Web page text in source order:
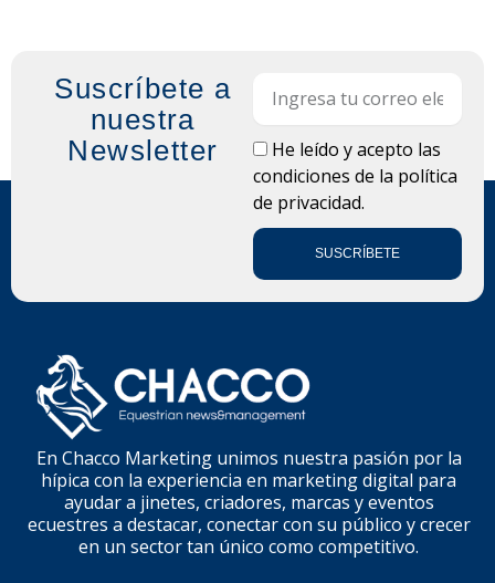
Suscríbete a
nuestra
Newsletter
LOPDHe leído y acepto las
condiciones de la política
de privacidad.
SUSCRÍBETE
En Chacco Marketing unimos nuestra pasión por la
hípica con la experiencia en marketing digital para
ayudar a jinetes, criadores, marcas y eventos
ecuestres a destacar, conectar con su público y crecer
en un sector tan único como competitivo.